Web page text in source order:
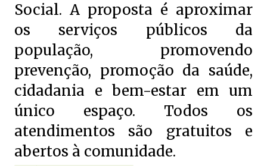
Social. A proposta é aproximar
os serviços públicos da
população, promovendo
prevenção, promoção da saúde,
cidadania e bem-estar em um
único espaço. Todos os
atendimentos são gratuitos e
abertos à comunidade.